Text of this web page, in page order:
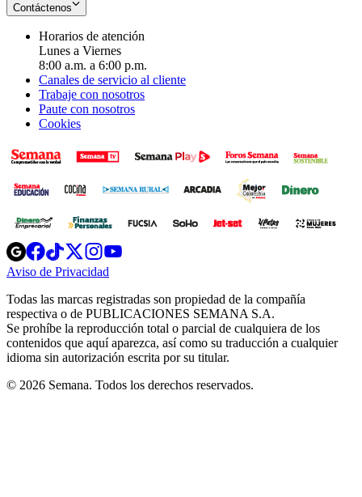
Contáctenos
Horarios de atención
Lunes a Viernes
8:00 a.m. a 6:00 p.m.
Canales de servicio al cliente
Trabaje con nosotros
Paute con nosotros
Cookies
Opens
in
new
Opens
in
new
Opens
in
new
window
Opens
new
windowwindow
Aviso de Privacidad
new
window
Todas las marcas registradas son propiedad de la compañía
respectiva o de PUBLICACIONES SEMANA S.A.
Se prohíbe la reproducción total o parcial de cualquiera de los
contenidos que aquí aparezca, así como su traducción a cualquier
idioma sin autorización escrita por su titular.
© 2026 Semana. Todos los derechos reservados.